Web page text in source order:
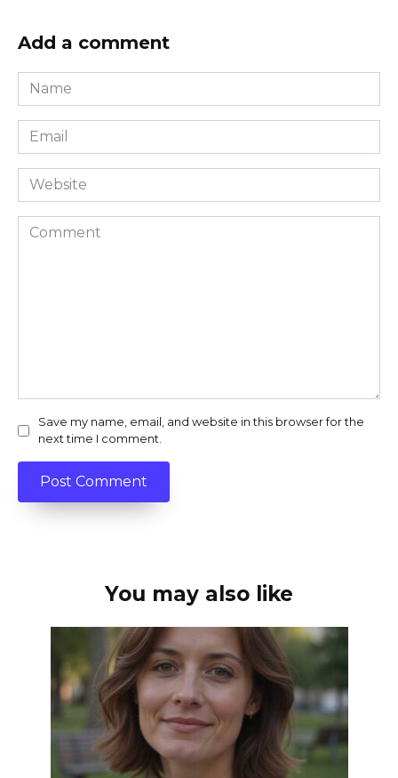
Add a comment
Name
*
Email
*
Website
Comment
Save my name, email, and website in this browser for the
next time I comment.
You may also like